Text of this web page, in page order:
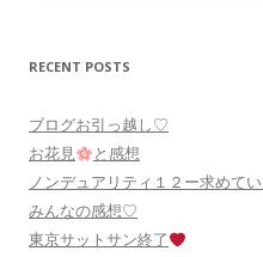
RECENT POSTS
ブログお引っ越し♡
お花見
と感想
ノンデュアリティ１２ー求めて
みんなの感想♡
東京サットサン終了